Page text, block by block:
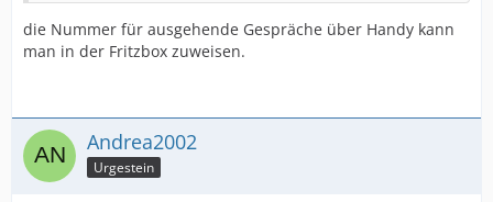
die Nummer für ausgehende Gespräche über Handy kann
man in der Fritzbox zuweisen.
Andrea2002
Urgestein